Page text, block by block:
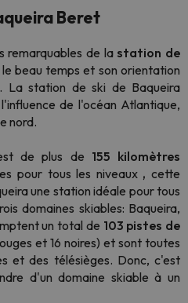
Beret
remarquables de la station de
beau temps et son orientation
La station de ski de Baqueira
de l'océan Atlantique,
nord.
de plus de 155 kilomètres
pour tous les niveaux , cette
une station idéale pour tous
domaines skiables: Baqueira,
un total de 103 pistes de
et 16 noires) et sont toutes
et des télésièges. Donc, c'est
d'un domaine skiable à un